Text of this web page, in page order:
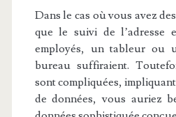
Dans le cas où vous avez
que le suivi de l’adresse
employés, un tableur ou
bureau suffiraient.
sont compliquées,
de données, vous auriez